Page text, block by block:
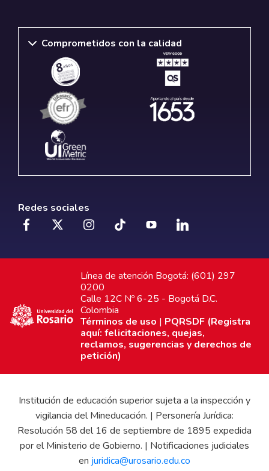
Comprometidos con la calidad
Redes sociales
Línea de atención Bogotá: (601) 297
0200
Calle 12C Nº 6-25 - Bogotá D.C.
Colombia
Términos de uso | PQRSDF (Registra
aquí: felicitaciones, quejas,
reclamos, sugerencias y derechos de
petición)
Institución de educación superior sujeta a la inspección y
vigilancia del Mineducación. | Personería Jurídica:
Resolución 58 del 16 de septiembre de 1895 expedida
por el Ministerio de Gobierno. | Notificaciones judiciales
en juridica@urosario.edu.co